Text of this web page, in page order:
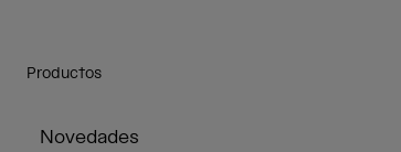
Productos
Novedades